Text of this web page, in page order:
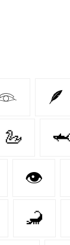
🪶
🦢 🦈
👁
🦂